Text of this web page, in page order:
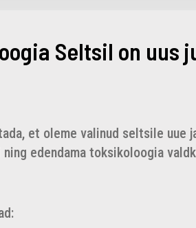
Seltsil on uus
et oleme valinud seltsile uue
edendama toksikoloogia